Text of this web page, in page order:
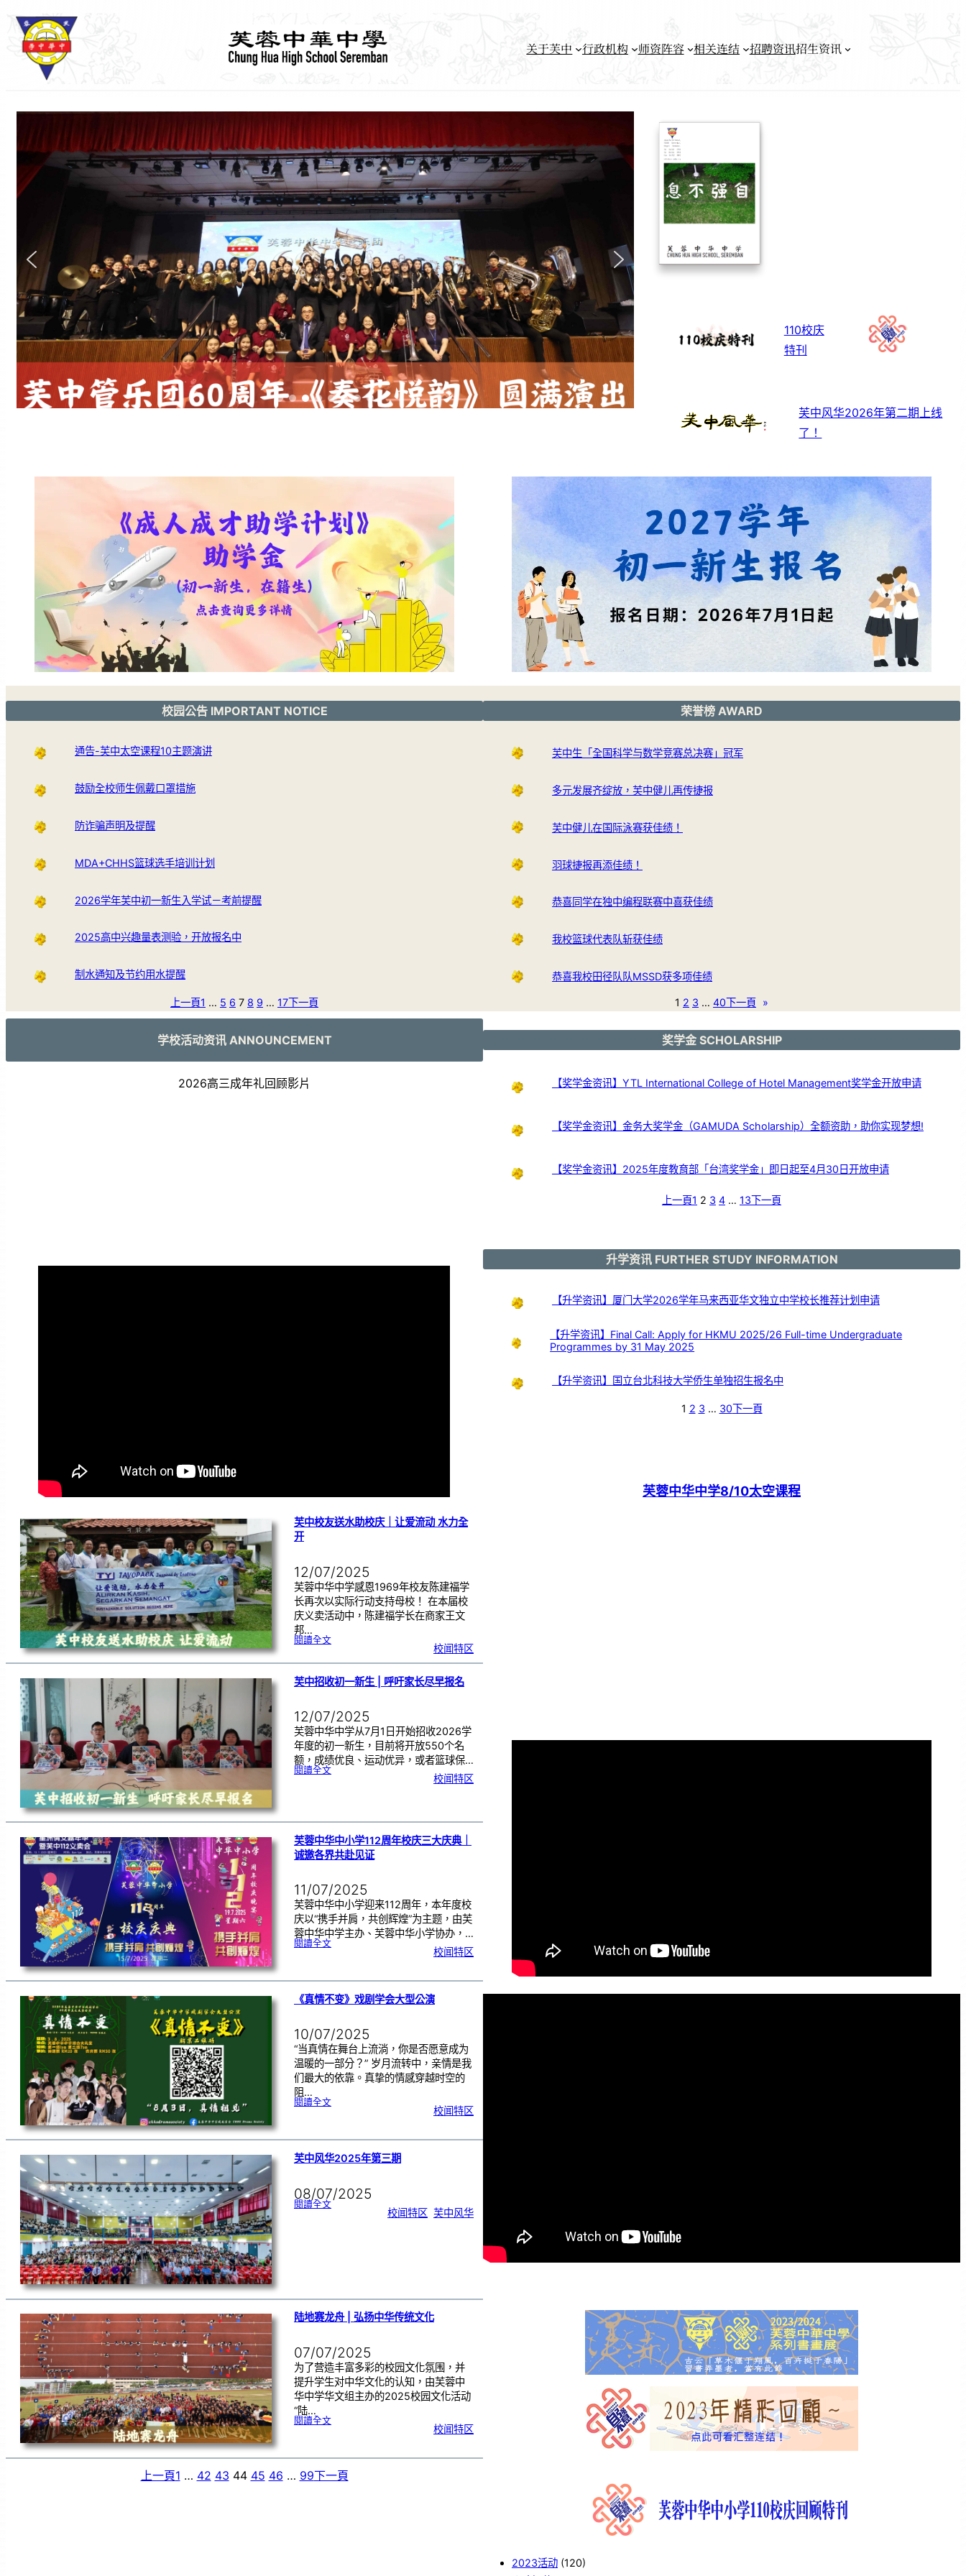
关于芙中 行政机构 师资阵容 相关连结 招聘资讯招生资讯
110校庆
特刊
芙中风华2026年第二期上线
了！
校园公告 IMPORTANT NOTICE
通告-芙中太空课程10主题演讲
鼓励全校师生佩戴口罩措施
防诈骗声明及提醒
MDA+CHHS篮球选手培训计划
2026学年芙中初一新生入学试－考前提醒
2025高中兴趣量表测验，开放报名中
制水通知及节约用水提醒
上一頁1 … 5 6 7 8 9 … 17下一頁
荣誉榜 AWARD
芙中生「全国科学与数学竞赛总决赛」冠军
多元发展齐绽放，芙中健儿再传捷报
芙中健儿在国际泳赛获佳绩！
羽球捷报再添佳绩！
恭喜同学在独中编程联赛中喜获佳绩
我校篮球代表队斩获佳绩
恭喜我校田径队队MSSD获多项佳绩
1 2 3 … 40下一頁 »
学校活动资讯 ANNOUNCEMENT
2026高三成年礼回顾影片
芙中校友送水助校庆｜让爱流动 水力全
开
12/07/2025
芙蓉中华中学感恩1969年校友陈建福学
长再次以实际行动支持母校！ 在本届校
庆义卖活动中，陈建福学长在商家王文
邦…
閱讀全文:芙
送
助
校
庆
｜
动
水
力
全
开
校闻特区
芙中招收初一新生 | 呼吁家长尽早报名
12/07/2025
芙蓉中华中学从7月1日开始招收2026学
年度的初一新生，目前将开放550个名
额，成绩优良、运动优异，或者篮球保…
閱讀全文:芙
呼
吁
长
尽
早
报
名
校闻特区
芙蓉中华中小学112周年校庆三大庆典｜
诚邀各界共赴见证
11/07/2025
芙蓉中华中小学迎来112周年，本年度校
庆以“携手并肩，共创辉煌”为主题，由芙
蓉中华中学主办、芙蓉中华小学协办，…
閱讀全文:芙
学
1
2
周
年
校
庆
典
｜
诚
邀
各
界
共
赴
见
证
校闻特区
《真情不变》戏剧学会大型公演
10/07/2025
“当真情在舞台上流淌，你是否愿意成为
温暖的一部分？” 岁月流转中，亲情是我
们最大的依靠。真挚的情感穿越时空的
阻…
閱讀全文:《
戏
剧
会
大
型
公
校闻特区
芙中风华2025年第三期
08/07/2025
閱讀全文:芙 校闻特区 芙中风华
陆地赛龙舟 | 弘扬中华传统文化
07/07/2025
为了营造丰富多彩的校园文化氛围，并
提升学生对中华文化的认知，由芙蓉中
华中学华文组主办的2025校园文化活动
“陆…
閱讀全文:陆
扬
华
传
统
校闻特区
上一頁1 … 42 43 44 45 46 … 99下一頁
奖学金 SCHOLARSHIP
【奖学金资讯】YTL International College of Hotel Management奖学金开放申请
【奖学金资讯】金务大奖学金（GAMUDA Scholarship）全额资助，助你实现梦想!
【奖学金资讯】2025年度教育部「台湾奖学金」即日起至4月30日开放申请
上一頁1 2 3 4 … 13下一頁
升学资讯 FURTHER STUDY INFORMATION
【升学资讯】厦门大学2026学年马来西亚华文独立中学校长推荐计划申请
【升学资讯】Final Call: Apply for HKMU 2025/26 Full-time Undergraduate
Programmes by 31 May 2025
【升学资讯】国立台北科技大学侨生单独招生报名中
1 2 3 … 30下一頁
芙蓉中华中学8/10太空课程
2023活动 (120)